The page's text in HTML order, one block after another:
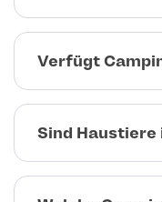
Verfügt
Sind Haustiere